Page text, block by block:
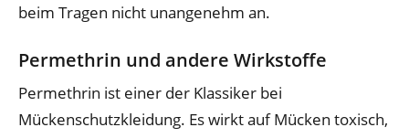
beim Tragen nicht unangenehm an.
Permethrin und andere Wirkstoffe
Permethrin ist einer der Klassiker bei
Mückenschutzkleidung. Es wirkt auf Mücken toxisch,